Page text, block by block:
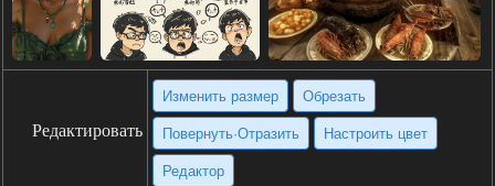
Редактировать
Изменить размер Обрезать
Повернуть·Отразить Настроить цвет
Редактор